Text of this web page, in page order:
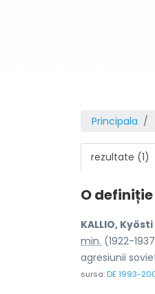
Principala
rezultate (1)
O
KALLIO, Kyösti
min. (1922-
agresiunii
sursa:DE 1993-